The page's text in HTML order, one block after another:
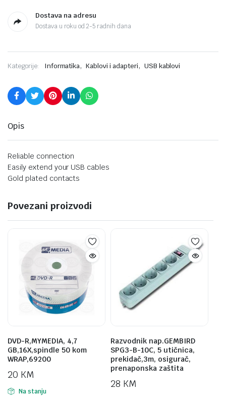
Dostava na adresu
Dostava u roku od 2-5 radnih dana
Kategorije: Informatika, Kablovi i adapteri, USB kablovi
Opis
Reliable connection
Easily extend your USB cables
Gold plated contacts
Povezani proizvodi
DVD-R,MYMEDIA, 4,7
GB,16X,spindle 50 kom
WRAP,69200
20 KM
Na stanju
Razvodnik nap.GEMBIRD
SPG3-B-10C, 5 utičnica,
prekidač,3m, osigurač,
prenaponska zaštita
28 KM